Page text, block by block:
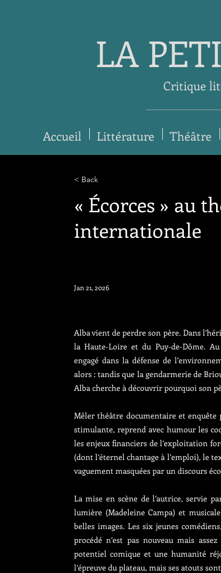
LA
Critique
Accueil Littérature Théâtre
< Back
« Écorces » au
internationale
Jan 21, 2026
Alba vient de perdre son père. Dans
la Haute-Loire et du Puy-de-Dôme.
engagé dans la défense de
alors : tandis que la gendarmerie de
Alba cherche à découvrir pourquoi son
Mêler théâtre documentaire et enquête
stimulante, reprend avec humour les
les enjeux financiers de l’exploitation
(dont l’éternel chantage à l’emploi), le
vaguement masquées par un discours
La mise en scène de l’autrice, servie
lumière (Madeleine Campa) et
belles images. Les six jeunes
procédé n’est pas nouveau mais
potentiel comique et une humanité
l’épreuve du plateau, mais ses atouts